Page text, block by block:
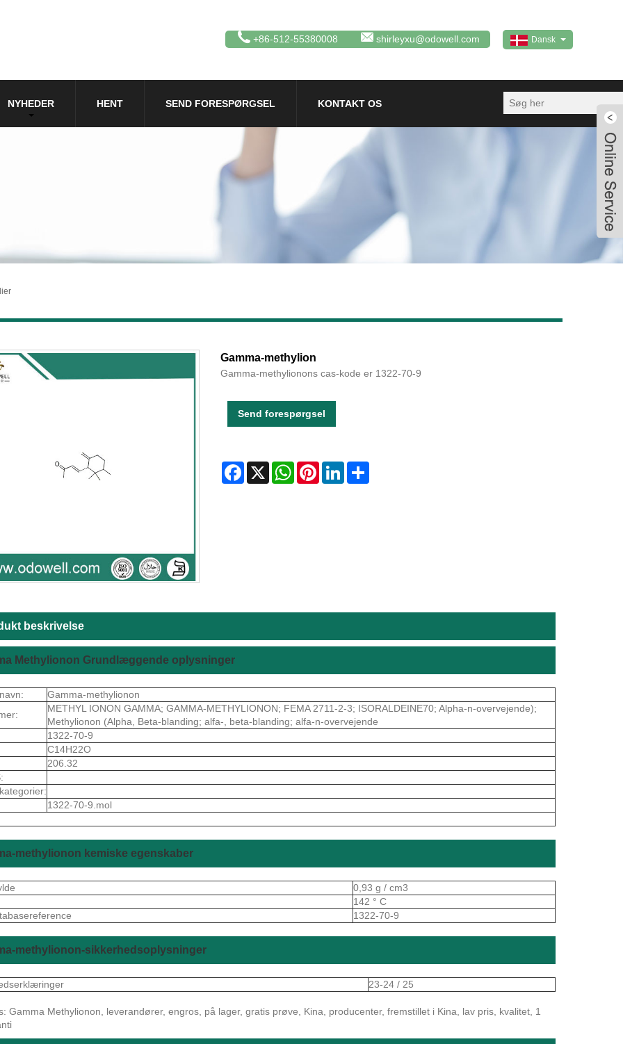
Dansk
+86-512-55380008 shirleyxu@odowell.com
NYHEDER HENT SEND FORESPØRGSEL KONTAKT OS
Gamma-methylion
Gamma-methylionons cas-kode er 1322-70-9
Send forespørgsel
Facebook
X WhatsAppPinterestLinkedInShare
beskrivelse
Methylionon Grundlæggende oplysninger
Gamma-methylionon
METHYL IONON GAMMA; GAMMA-METHYLIONON; FEMA 2711-2-3; ISORALDEINE70; Alpha-n-overvejende);
Methylionon (Alpha, Beta-blanding; alfa-, beta-blanding; alfa-n-overvejende
1322-70-9
C14H22O
206.32
1322-70-9.mol
methylionon kemiske egenskaber
0,93 g / cm3
142 ° C
1322-70-9
methylionon-sikkerhedsoplysninger
23-24 / 25
Gamma Methylionon, leverandører, engros, på lager, gratis prøve, Kina, producenter, fremstillet i Kina, lav pris, kvalitet, 1